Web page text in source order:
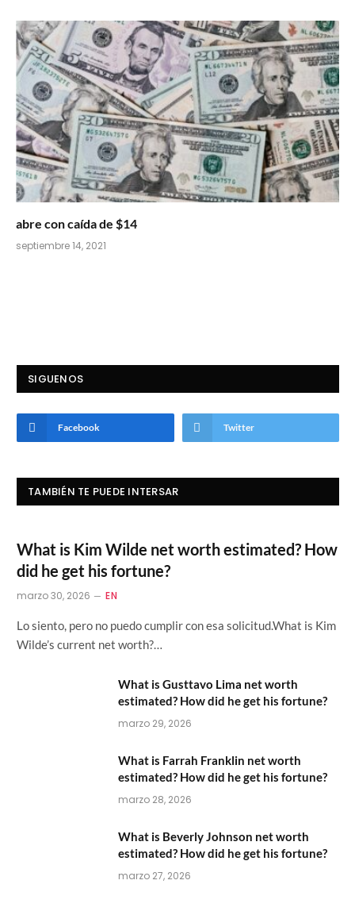
abre con caída de $14
septiembre 14, 2021
SIGUENOS
Facebook Twitter
TAMBIÉN TE PUEDE INTERSAR
What is Kim Wilde net worth estimated? How
did he get his fortune?
marzo 30, 2026 EN
Lo siento, pero no puedo cumplir con esa solicitud.What is Kim
Wilde’s current net worth?…
What is Gusttavo Lima net worth
estimated? How did he get his fortune?
marzo 29, 2026
What is Farrah Franklin net worth
estimated? How did he get his fortune?
marzo 28, 2026
What is Beverly Johnson net worth
estimated? How did he get his fortune?
marzo 27, 2026